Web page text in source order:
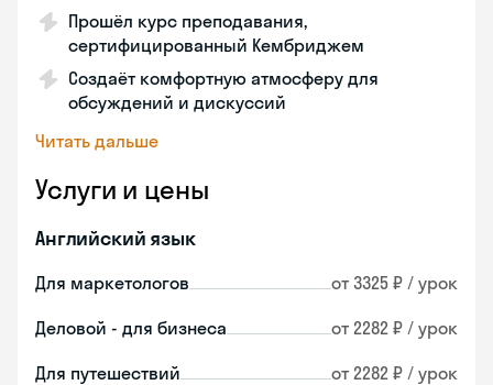
Прошёл курс преподавания,
сертифицированный Кембриджем
Создаёт комфортную атмосферу для
обсуждений и дискуссий
Читать дальше
Услуги и цены
Английский язык
Для маркетологов от 3325 ₽ / урок
Деловой - для бизнеса от 2282 ₽ / урок
Для путешествий от 2282 ₽ / урок